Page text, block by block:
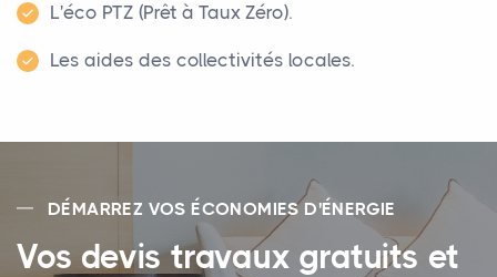
L'éco PTZ (Prêt à Taux Zéro).
Les aides des collectivités locales.
DÉMARREZ VOS ÉCONOMIES D'ÉNERGIE
Vos devis travaux gratuits et